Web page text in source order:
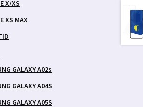
X/XS
XS MAX
GALAXY A02s
GALAXY A04S
GALAXY A05S